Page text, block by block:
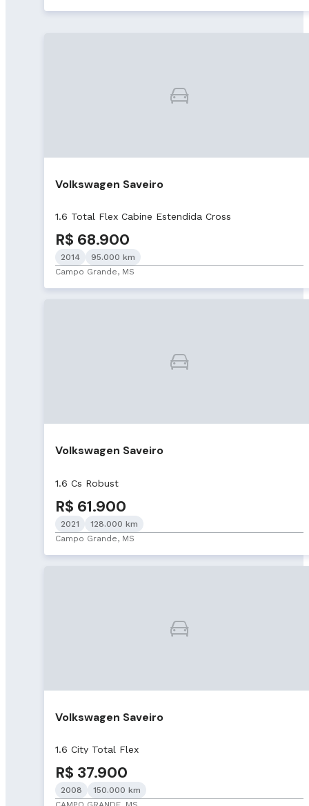
Volkswagen Saveiro
1.6 Total Flex Cabine Estendida Cross
R$ 68.900
2014
95.000 km
Campo Grande, MS
Volkswagen Saveiro
1.6 Cs Robust
R$ 61.900
2021
128.000 km
Campo Grande, MS
Volkswagen Saveiro
1.6 City Total Flex
R$ 37.900
2008
150.000 km